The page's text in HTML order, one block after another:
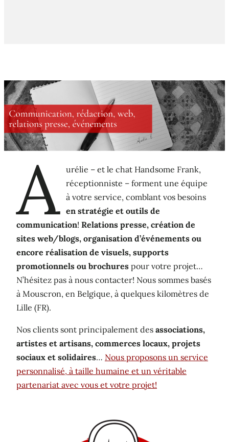
A
urélie – et le chat Handsome Frank,
réceptionniste – forment une équipe
à votre service, comblant vos besoins
en stratégie et outils de
communication! Relations presse, création de
sites web/blogs, organisation d’événements ou
encore réalisation de visuels, supports
promotionnels ou brochures pour votre projet…
N’hésitez pas à nous contacter! Nous sommes basés
à Mouscron, en Belgique, à quelques kilomètres de
Lille (FR).
Nos clients sont principalement des associations,
artistes et artisans, commerces locaux, projets
sociaux et solidaires… Nous proposons un service
personnalisé, à taille humaine et un véritable
partenariat avec vous et votre projet!